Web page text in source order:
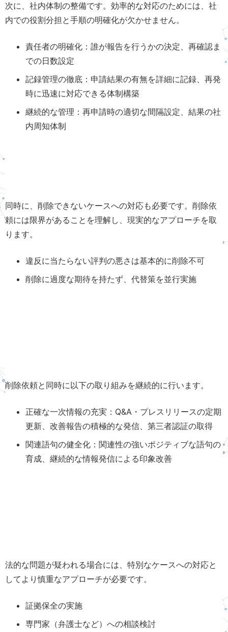
次に、社内体制の整備です。効率的な対応のためには、社
内での役割分担と手順の明確化が欠かせません。
責任者の明確化：誰が報告を行うかの決定、再確認ま
での日数設定
記録管理の徹底：申請結果の有無を詳細に記録、再発
時に迅速に対応できる体制構築
継続的な管理：再申請時の適切な間隔設定、結果の社
内周知体制
同時に、削除できないケースへの対応も必要です。削除依
頼には限界があることを理解し、現実的なアプローチを取
ります。
違反に当たらない評判の悪さは基本的に削除不可
削除に過度な期待を持たず、代替策を並行実施
削除依頼と同時に以下の取り組みを継続的に行います。
正確な一次情報の充実：Q&A・プレスリリースの定期
更新、改善報告の積極的な発信、第三者認証の取得
関連語句の健全化：関連性の強いポジティブな語句の
育成、継続的な情報発信による印象改善
法的な問題が疑われる場合には、特別なケースへの対応と
してより慎重なアプローチが必要です。
証拠保全の実施
専門家（弁護士など）への相談検討